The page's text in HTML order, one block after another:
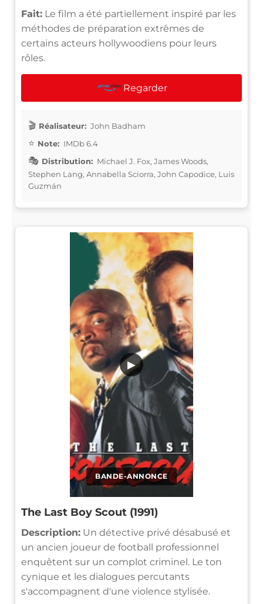
Fait: Le film a été partiellement inspiré par les
méthodes de préparation extrêmes de
certains acteurs hollywoodiens pour leurs
rôles.
Regarder
Réalisateur: John Badham
Note: IMDb 6.4
Distribution: Michael J. Fox, James Woods,
Stephen Lang, Annabella Sciorra, John Capodice, Luis
Guzmán
BANDE-ANNONCE
▶
The Last Boy Scout (1991)
Description: Un détective privé désabusé et
un ancien joueur de football professionnel
enquêtent sur un complot criminel. Le ton
cynique et les dialogues percutants
s'accompagnent d'une violence stylisée.